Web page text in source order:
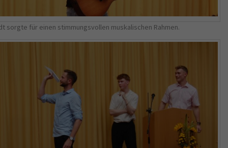
sorgte für einen stimmungsvollen muskalischen Rahmen.